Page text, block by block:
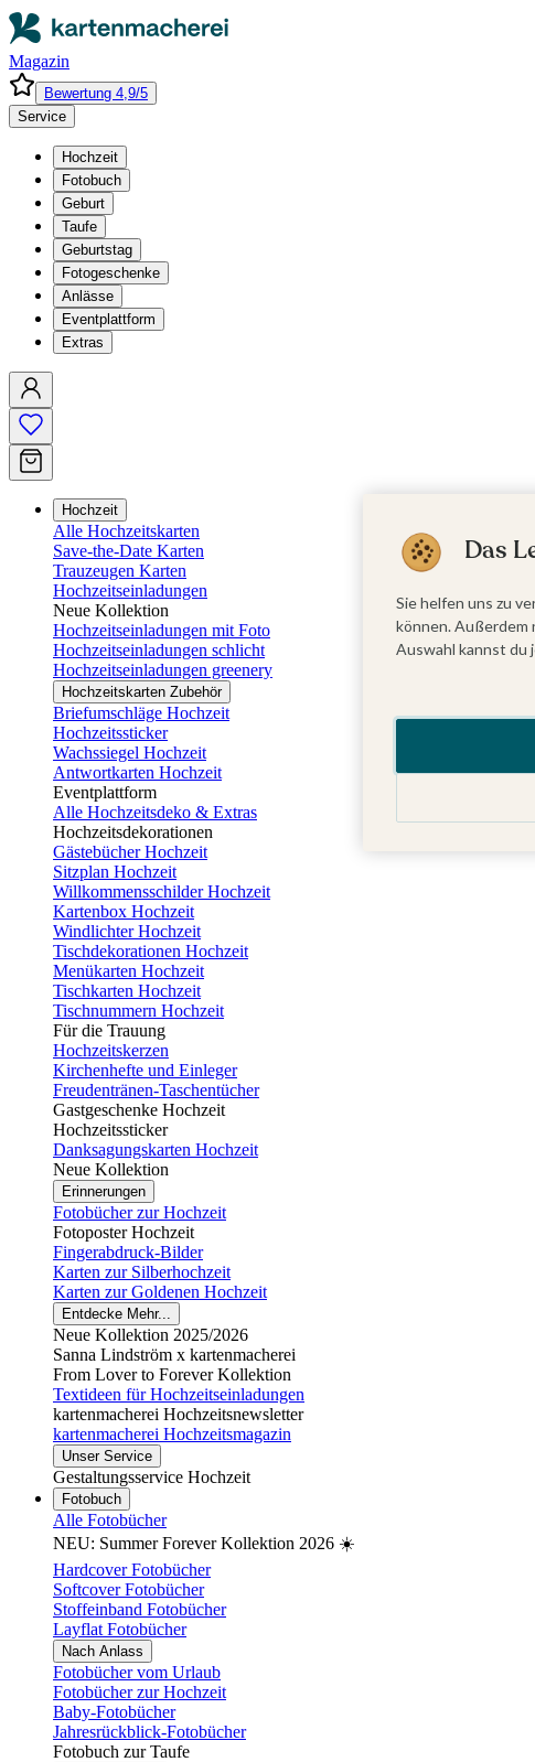
Magazin
Bewertung 4,9/5
Service
Hochzeit
Fotobuch
Geburt
Taufe
Geburtstag
Fotogeschenke
Anlässe
Eventplattform
Extras
Hochzeit
Alle Hochzeitskarten
Save-the-Date Karten
Trauzeugen Karten
Hochzeitseinladungen
Neue Kollektion
Hochzeitseinladungen mit Foto
Hochzeitseinladungen schlicht
Hochzeitseinladungen greenery
Hochzeitskarten Zubehör
Briefumschläge Hochzeit
Hochzeitssticker
Wachssiegel Hochzeit
Antwortkarten Hochzeit
Eventplattform
Alle Hochzeitsdeko & Extras
Hochzeitsdekorationen
Gästebücher Hochzeit
Sitzplan Hochzeit
Willkommensschilder Hochzeit
Kartenbox Hochzeit
Windlichter Hochzeit
Tischdekorationen Hochzeit
Menükarten Hochzeit
Tischkarten Hochzeit
Tischnummern Hochzeit
Für die Trauung
Hochzeitskerzen
Kirchenhefte und Einleger
Freudentränen-Taschentücher
Gastgeschenke Hochzeit
Hochzeitssticker
Danksagungskarten Hochzeit
Neue Kollektion
Erinnerungen
Fotobücher zur Hochzeit
Fotoposter Hochzeit
Fingerabdruck-Bilder
Karten zur Silberhochzeit
Karten zur Goldenen Hochzeit
Entdecke Mehr...
Neue Kollektion 2025/2026
Sanna Lindström x kartenmacherei
From Lover to Forever Kollektion
Textideen für Hochzeitseinladungen
kartenmacherei Hochzeitsnewsletter
kartenmacherei Hochzeitsmagazin
Unser Service
Gestaltungsservice Hochzeit
Fotobuch
Alle Fotobücher
NEU: Summer Forever Kollektion 2026 ☀️
Hardcover Fotobücher
Softcover Fotobücher
Stoffeinband Fotobücher
Layflat Fotobücher
Nach Anlass
Fotobücher vom Urlaub
Fotobücher zur Hochzeit
Baby-Fotobücher
Jahresrückblick-Fotobücher
Fotobuch zur Taufe
Das
Sie helfen uns zu
können. Außerdem
Auswahl kannst du